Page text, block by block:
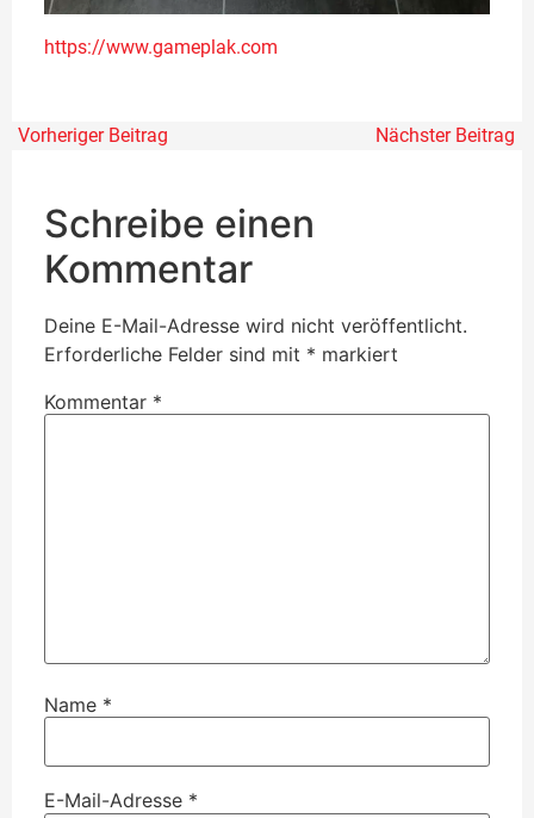
https://www.gameplak.com
Vorheriger Beitrag Nächster Beitrag
Schreibe einen
Kommentar
Deine E-Mail-Adresse wird nicht veröffentlicht.
Erforderliche Felder sind mit * markiert
Kommentar *
Name *
E-Mail-Adresse *